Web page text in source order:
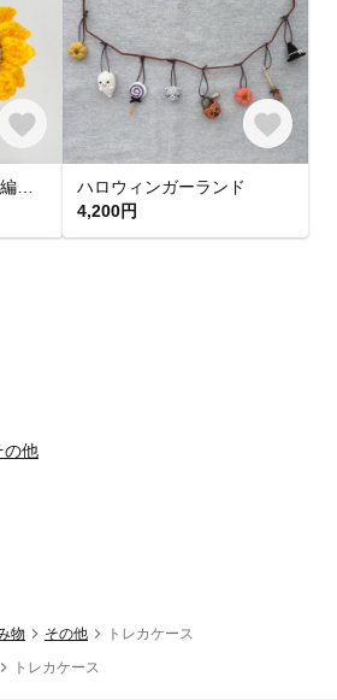
ハロウィンガーランド
4,200円
の他
物 その他
トレカケース
トレカケース